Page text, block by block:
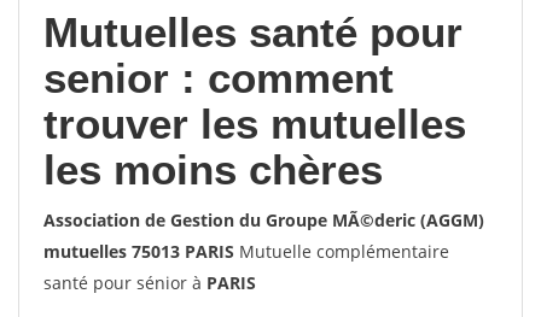
Mutuelles santé pour
senior : comment
trouver les mutuelles
les moins chères
Association de Gestion du Groupe MÃ©deric (AGGM)
mutuelles 75013 PARIS Mutuelle complémentaire
santé pour sénior à PARIS